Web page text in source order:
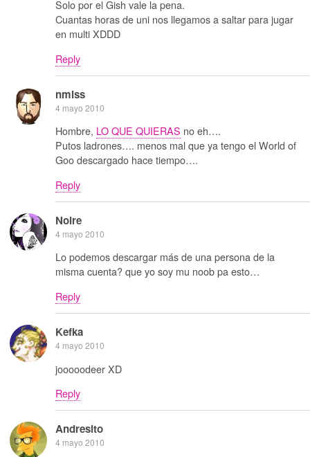
Solo por el Gish vale la pena.
Cuantas horas de uni nos llegamos a saltar para jugar
en multi XDDD
Reply
nmlss
4 mayo 2010
Hombre, LO QUE QUIERAS no eh….
Putos ladrones…. menos mal que ya tengo el World of
Goo descargado hace tiempo….
Reply
Noire
4 mayo 2010
Lo podemos descargar más de una persona de la
misma cuenta? que yo soy mu noob pa esto…
Reply
Kefka
4 mayo 2010
jooooodeer XD
Reply
Andresito
4 mayo 2010